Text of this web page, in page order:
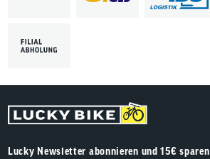
Lucky Newsletter abonnieren und 15€ sparen